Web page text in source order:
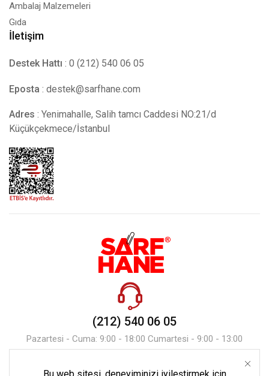
Ambalaj Malzemeleri
Gıda
İletişim
Destek Hattı : 0 (212) 540 06 05
Eposta : destek@sarfhane.com
Adres : Yenimahalle, Salih tamcı Caddesi NO:21/d
Küçükçekmece/İstanbul
(212) 540 06 05
Pazartesi - Cuma: 9:00 - 18:00 Cumartesi - 9:00 - 13:00
Bu web sitesi, deneyiminizi iyileştirmek için